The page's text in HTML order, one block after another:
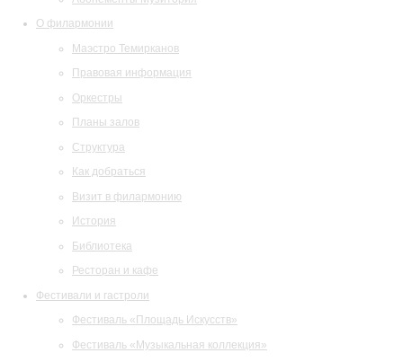
О филармонии
Маэстро Темирканов
Правовая информация
Оркестры
Планы залов
Структура
Как добраться
Визит в филармонию
История
Библиотека
Ресторан и кафе
Фестивали и гастроли
Фестиваль «Площадь Искусств»
Фестиваль «Музыкальная коллекция»